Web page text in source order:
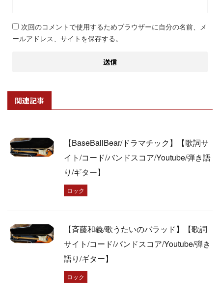
次回のコメントで使用するためブラウザーに自分の名前、メ
ールアドレス、サイトを保存する。
関連記事
【BaseBallBear/ドラマチック】【歌詞サ
イト/コード/バンドスコア/Youtube/弾き語
り/ギター】
ロック
【斉藤和義/歌うたいのバラッド】【歌詞
サイト/コード/バンドスコア/Youtube/弾き
語り/ギター】
ロック